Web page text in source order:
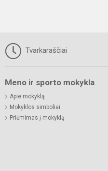
Tvarkaraščiai
Meno ir sporto mokykla
Apie mokyklą
Mokyklos simboliai
Priėmimas į mokyklą